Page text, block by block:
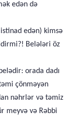
edən də
edən) kimsə
Belələri öz
orada dadı
çönməyən
nəhrlər və təmiz
meyvə və Rəbbi